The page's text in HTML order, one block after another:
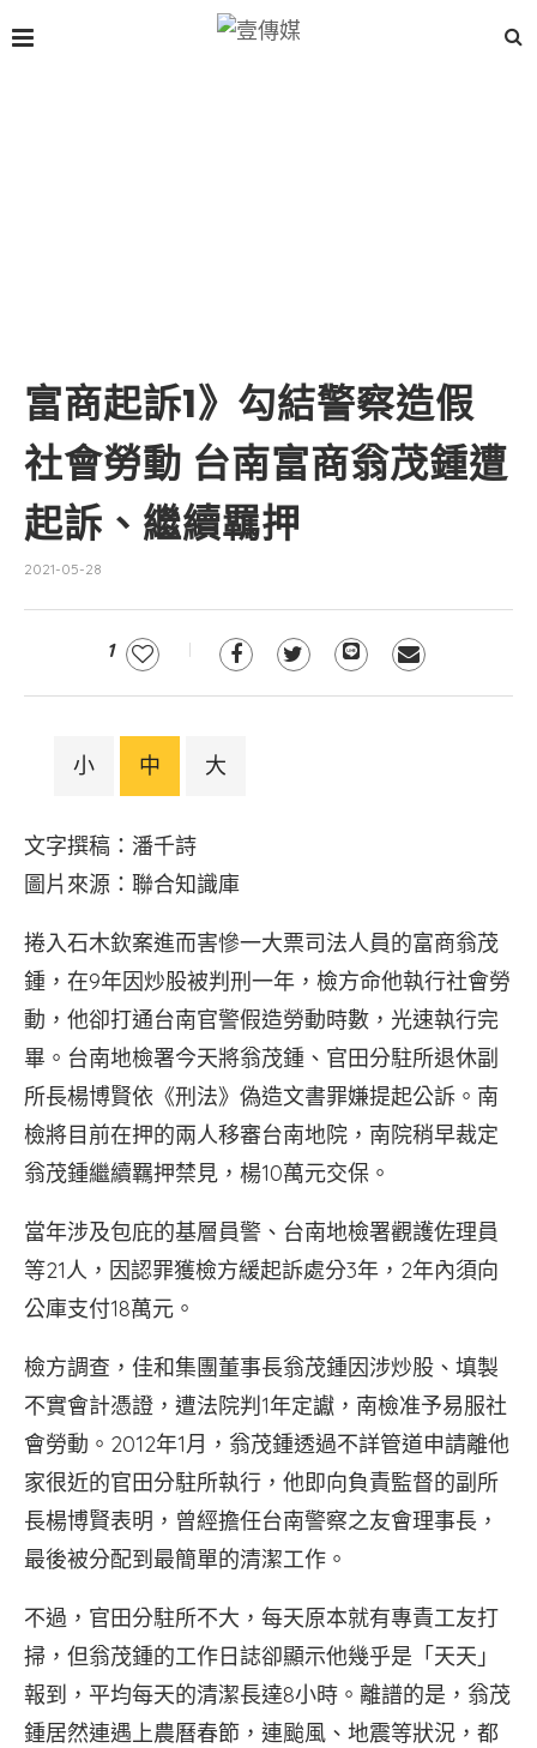
富商起訴1》勾結警察造假
社會勞動 台南富商翁茂鍾遭
起訴、繼續羈押
2021-05-28
1
小 中 大
文字撰稿：潘千詩
圖片來源：聯合知識庫
捲入石木欽案進而害慘一大票司法人員的富商翁茂
鍾，在9年因炒股被判刑一年，檢方命他執行社會勞
動，他卻打通台南官警假造勞動時數，光速執行完
畢。台南地檢署今天將翁茂鍾、官田分駐所退休副
所長楊博賢依《刑法》偽造文書罪嫌提起公訴。南
檢將目前在押的兩人移審台南地院，南院稍早裁定
翁茂鍾繼續羈押禁見，楊10萬元交保。
當年涉及包庇的基層員警、台南地檢署觀護佐理員
等21人，因認罪獲檢方緩起訴處分3年，2年內須向
公庫支付18萬元。
檢方調查，佳和集團董事長翁茂鍾因涉炒股、填製
不實會計憑證，遭法院判1年定讞，南檢准予易服社
會勞動。2012年1月，翁茂鍾透過不詳管道申請離他
家很近的官田分駐所執行，他即向負責監督的副所
長楊博賢表明，曾經擔任台南警察之友會理事長，
最後被分配到最簡單的清潔工作。
不過，官田分駐所不大，每天原本就有專責工友打
掃，但翁茂鍾的工作日誌卻顯示他幾乎是「天天」
報到，平均每天的清潔長達8小時。離譜的是，翁茂
鍾居然連遇上農曆春節，連颱風、地震等狀況，都